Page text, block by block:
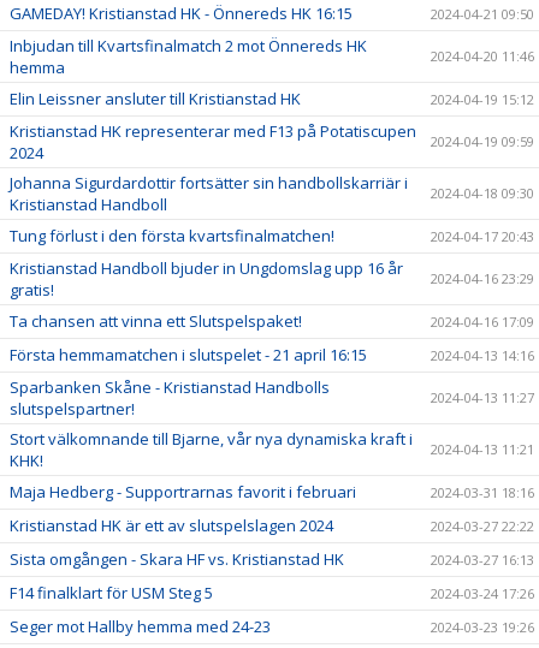
GAMEDAY! Kristianstad HK - Önnereds HK 16:15 2024-04-21 09:50
Inbjudan till Kvartsfinalmatch 2 mot Önnereds HK
hemma
2024-04-20 11:46
Elin Leissner ansluter till Kristianstad HK 2024-04-19 15:12
Kristianstad HK representerar med F13 på Potatiscupen
2024
2024-04-19 09:59
Johanna Sigurdardottir fortsätter sin handbollskarriär i
Kristianstad Handboll
2024-04-18 09:30
Tung förlust i den första kvartsfinalmatchen! 2024-04-17 20:43
Kristianstad Handboll bjuder in Ungdomslag upp 16 år
gratis!
2024-04-16 23:29
Ta chansen att vinna ett Slutspelspaket! 2024-04-16 17:09
Första hemmamatchen i slutspelet - 21 april 16:15 2024-04-13 14:16
Sparbanken Skåne - Kristianstad Handbolls
slutspelspartner!
2024-04-13 11:27
Stort välkomnande till Bjarne, vår nya dynamiska kraft i
KHK!
2024-04-13 11:21
Maja Hedberg - Supportrarnas favorit i februari 2024-03-31 18:16
Kristianstad HK är ett av slutspelslagen 2024 2024-03-27 22:22
Sista omgången - Skara HF vs. Kristianstad HK 2024-03-27 16:13
F14 finalklart för USM Steg 5 2024-03-24 17:26
Seger mot Hallby hemma med 24-23 2024-03-23 19:26